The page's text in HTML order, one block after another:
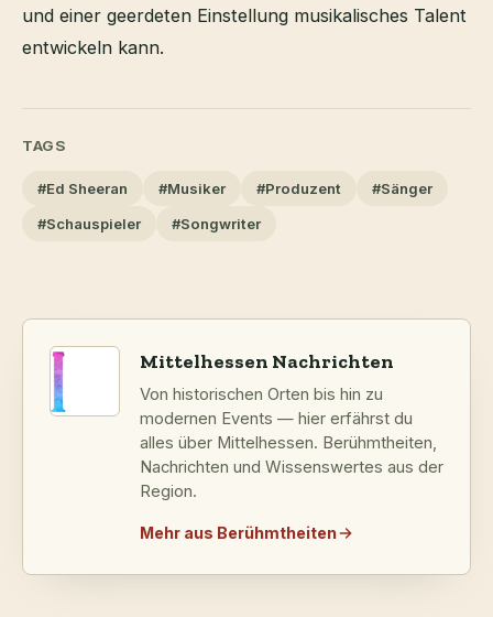
und einer geerdeten Einstellung musikalisches Talent
entwickeln kann.
TAGS
#Ed Sheeran #Musiker #Produzent
#Sänger
#Schauspieler
#Songwriter
Mittelhessen Nachrichten
Von historischen Orten bis hin zu
modernen Events — hier erfährst du
alles über Mittelhessen. Berühmtheiten,
Nachrichten und Wissenswertes aus der
Region.
Mehr aus Berühmtheiten